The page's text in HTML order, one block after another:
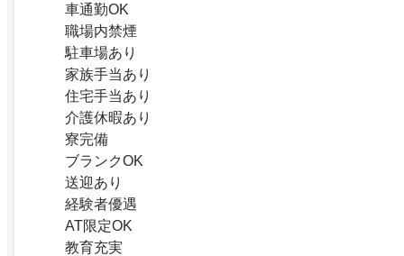
車通勤OK
職場内禁煙
駐車場あり
家族手当あり
住宅手当あり
介護休暇あり
寮完備
ブランクOK
送迎あり
経験者優遇
AT限定OK
教育充実